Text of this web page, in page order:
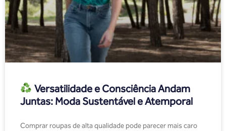
Versatilidade e Consciência Andam
Juntas: Moda Sustentável e Atemporal
Comprar roupas de alta qualidade pode parecer mais caro